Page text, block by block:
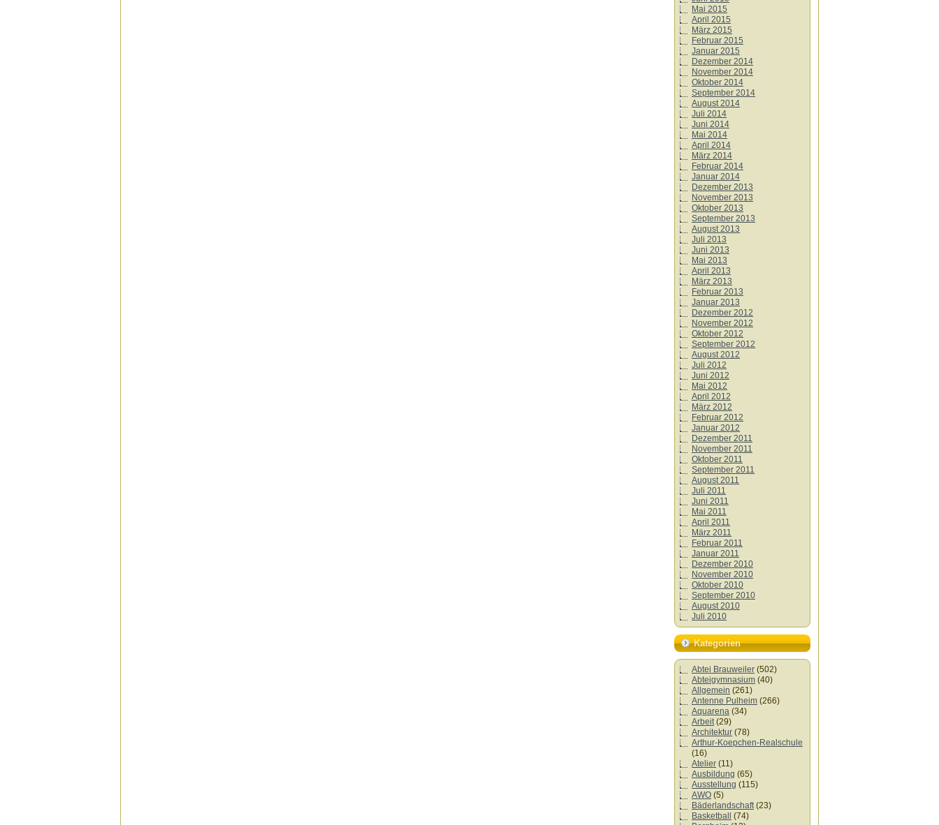
Mai 2015
April 2015
März 2015
Februar 2015
Januar 2015
Dezember 2014
November 2014
Oktober 2014
September 2014
August 2014
Juli 2014
Juni 2014
Mai 2014
April 2014
März 2014
Februar 2014
Januar 2014
Dezember 2013
November 2013
Oktober 2013
September 2013
August 2013
Juli 2013
Juni 2013
Mai 2013
April 2013
März 2013
Februar 2013
Januar 2013
Dezember 2012
November 2012
Oktober 2012
September 2012
August 2012
Juli 2012
Juni 2012
Mai 2012
April 2012
März 2012
Februar 2012
Januar 2012
Dezember 2011
November 2011
Oktober 2011
September 2011
August 2011
Juli 2011
Juni 2011
Mai 2011
April 2011
März 2011
Februar 2011
Januar 2011
Dezember 2010
November 2010
Oktober 2010
September 2010
August 2010
Juli 2010
Kategorien
Abtei Brauweiler (502)
Abteigymnasium (40)
Allgemein (261)
Antenne Pulheim (266)
Aquarena (34)
Arbeit(29)
Architektur (78)
Arthur-Koepchen-Realschule
(16)
Atelier (11)
Ausbildung (65)
Ausstellung (115)
AWO (5)
Bäderlandschaft(23)
Basketball
(74)